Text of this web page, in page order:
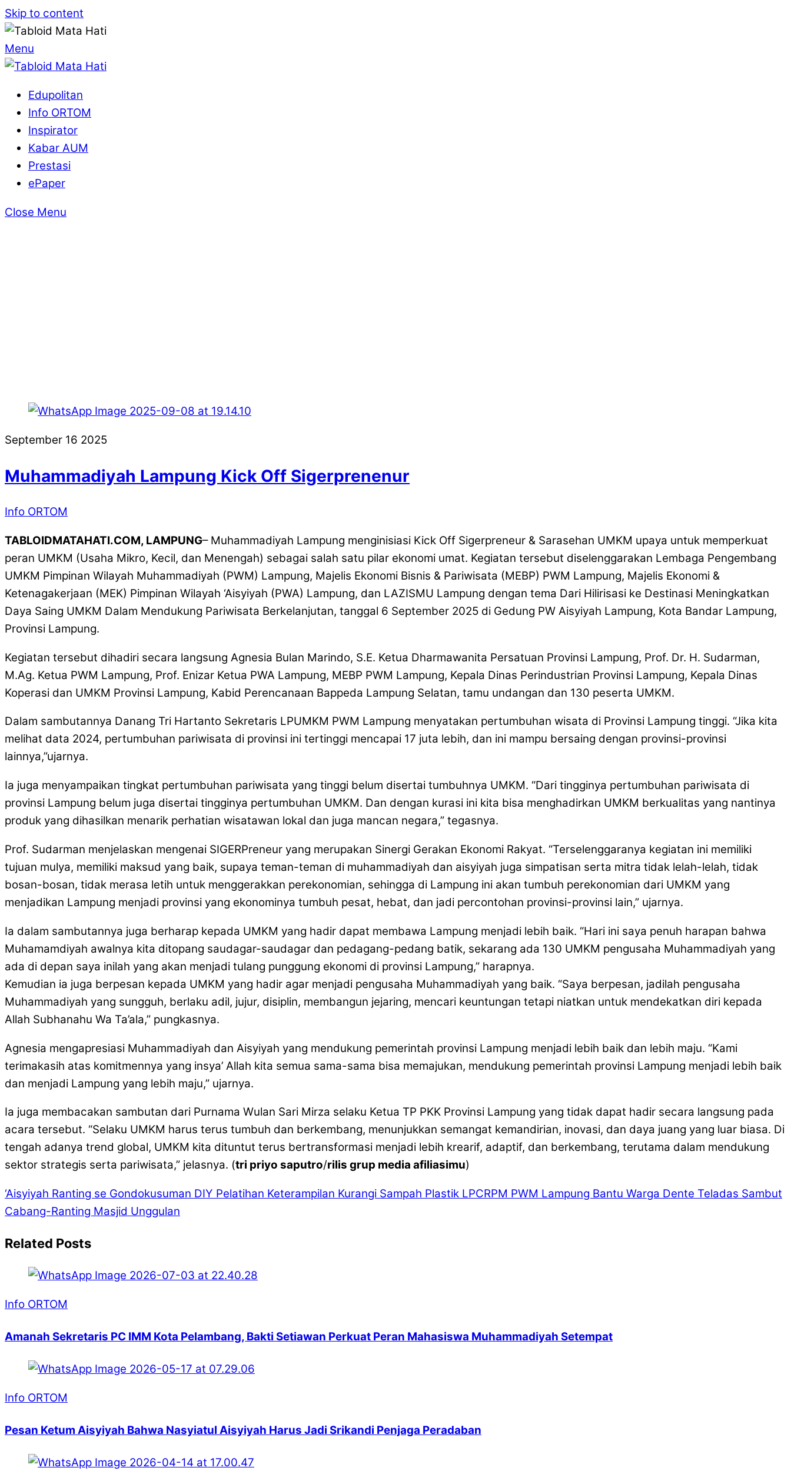
Skip to content
Menu
Edupolitan
Info ORTOM
Inspirator
Kabar AUM
Prestasi
ePaper
Close Menu
September 16 2025
Muhammadiyah Lampung Kick Off Sigerprenenur
Info ORTOM
TABLOIDMATAHATI.COM, LAMPUNG– Muhammadiyah Lampung menginisiasi Kick Off Sigerpreneur & Sarasehan UMKM upaya untuk memperkuat
peran UMKM (Usaha Mikro, Kecil, dan Menengah) sebagai salah satu pilar ekonomi umat. Kegiatan tersebut diselenggarakan Lembaga Pengembang
UMKM Pimpinan Wilayah Muhammadiyah (PWM) Lampung, Majelis Ekonomi Bisnis & Pariwisata (MEBP) PWM Lampung, Majelis Ekonomi &
Ketenagakerjaan (MEK) Pimpinan Wilayah ‘Aisyiyah (PWA) Lampung, dan LAZISMU Lampung dengan tema Dari Hilirisasi ke Destinasi Meningkatkan
Daya Saing UMKM Dalam Mendukung Pariwisata Berkelanjutan, tanggal 6 September 2025 di Gedung PW Aisyiyah Lampung, Kota Bandar Lampung,
Provinsi Lampung.
Kegiatan tersebut dihadiri secara langsung Agnesia Bulan Marindo, S.E. Ketua Dharmawanita Persatuan Provinsi Lampung, Prof. Dr. H. Sudarman,
M.Ag. Ketua PWM Lampung, Prof. Enizar Ketua PWA Lampung, MEBP PWM Lampung, Kepala Dinas Perindustrian Provinsi Lampung, Kepala Dinas
Koperasi dan UMKM Provinsi Lampung, Kabid Perencanaan Bappeda Lampung Selatan, tamu undangan dan 130 peserta UMKM.
Dalam sambutannya Danang Tri Hartanto Sekretaris LPUMKM PWM Lampung menyatakan pertumbuhan wisata di Provinsi Lampung tinggi. “Jika kita
melihat data 2024, pertumbuhan pariwisata di provinsi ini tertinggi mencapai 17 juta lebih, dan ini mampu bersaing dengan provinsi-provinsi
lainnya,”ujarnya.
Ia juga menyampaikan tingkat pertumbuhan pariwisata yang tinggi belum disertai tumbuhnya UMKM. “Dari tingginya pertumbuhan pariwisata di
provinsi Lampung belum juga disertai tingginya pertumbuhan UMKM. Dan dengan kurasi ini kita bisa menghadirkan UMKM berkualitas yang nantinya
produk yang dihasilkan menarik perhatian wisatawan lokal dan juga mancan negara,” tegasnya.
Prof. Sudarman menjelaskan mengenai SIGERPreneur yang merupakan Sinergi Gerakan Ekonomi Rakyat. “Terselenggaranya kegiatan ini memiliki
tujuan mulya, memiliki maksud yang baik, supaya teman-teman di muhammadiyah dan aisyiyah juga simpatisan serta mitra tidak lelah-lelah, tidak
bosan-bosan, tidak merasa letih untuk menggerakkan perekonomian, sehingga di Lampung ini akan tumbuh perekonomian dari UMKM yang
menjadikan Lampung menjadi provinsi yang ekonominya tumbuh pesat, hebat, dan jadi percontohan provinsi-provinsi lain,” ujarnya.
Ia dalam sambutannya juga berharap kepada UMKM yang hadir dapat membawa Lampung menjadi lebih baik. “Hari ini saya penuh harapan bahwa
Muhamamdiyah awalnya kita ditopang saudagar-saudagar dan pedagang-pedang batik, sekarang ada 130 UMKM pengusaha Muhammadiyah yang
ada di depan saya inilah yang akan menjadi tulang punggung ekonomi di provinsi Lampung,” harapnya.
Kemudian ia juga berpesan kepada UMKM yang hadir agar menjadi pengusaha Muhammadiyah yang baik. “Saya berpesan, jadilah pengusaha
Muhammadiyah yang sungguh, berlaku adil, jujur, disiplin, membangun jejaring, mencari keuntungan tetapi niatkan untuk mendekatkan diri kepada
Allah Subhanahu Wa Ta’ala,” pungkasnya.
Agnesia mengapresiasi Muhammadiyah dan Aisyiyah yang mendukung pemerintah provinsi Lampung menjadi lebih baik dan lebih maju. “Kami
terimakasih atas komitmennya yang insya’ Allah kita semua sama-sama bisa memajukan, mendukung pemerintah provinsi Lampung menjadi lebih baik
dan menjadi Lampung yang lebih maju,” ujarnya.
Ia juga membacakan sambutan dari Purnama Wulan Sari Mirza selaku Ketua TP PKK Provinsi Lampung yang tidak dapat hadir secara langsung pada
acara tersebut. “Selaku UMKM harus terus tumbuh dan berkembang, menunjukkan semangat kemandirian, inovasi, dan daya juang yang luar biasa. Di
tengah adanya trend global, UMKM kita dituntut terus bertransformasi menjadi lebih krearif, adaptif, dan berkembang, terutama dalam mendukung
sektor strategis serta pariwisata,” jelasnya. (tri priyo saputro/rilis grup media afiliasimu)
‘Aisyiyah Ranting se Gondokusuman DIY Pelatihan Keterampilan Kurangi Sampah Plastik LPCRPM PWM Lampung Bantu Warga Dente Teladas Sambut
Cabang-Ranting Masjid Unggulan
Related Posts
Info ORTOM
Amanah Sekretaris PC IMM Kota Pelambang, Bakti Setiawan Perkuat Peran Mahasiswa Muhammadiyah Setempat
Info ORTOM
Pesan Ketum Aisyiyah Bahwa Nasyiatul Aisyiyah Harus Jadi Srikandi Penjaga Peradaban